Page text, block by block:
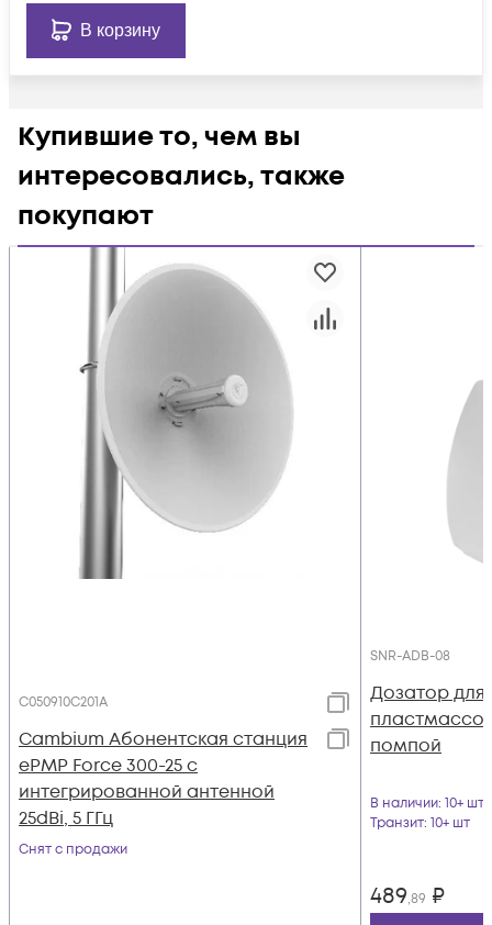
В корзину
Купившие то, чем вы
интересовались, также
покупают
C050910C201A
Cambium Абонентская станция
ePMP Force 300-25 с
интегрированной антенной
25dBi, 5 ГГц
Снят с продажи
SNR-ADB-08
Дозатор для
помпой
В наличии: 10+ шт
Транзит: 10+ шт
489,89 ₽